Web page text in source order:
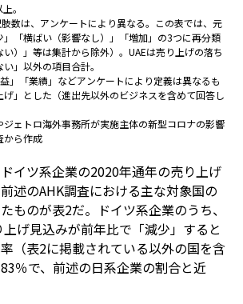
。
数は、アンケートにより異なる。この表では、元
」「横ばい（影響なし）」「増加」の3つに再分類
）」等は集計から除外）。UAEは売り上げの落ち
」以外の項目合計。
」「業績」などアンケートにより定義は異なるも
」とした（進出先以外のビジネスを含めて回答し
ェトロ海外事務所が実施主体の新型コロナの影響
から作成
イツ系企業の2020年通年の売り上げ
述のAHK調査における主な対象国の
ものが表2だ。ドイツ系企業のうち、
げ見込みが前年比で「減少」すると
（表2に掲載されている以外の国を含
％で、前述の日系企業の割合と近